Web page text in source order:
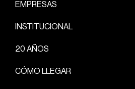
EMPRESAS
INSTITUCIONAL
20 AÑOS
CÓMO LLEGAR